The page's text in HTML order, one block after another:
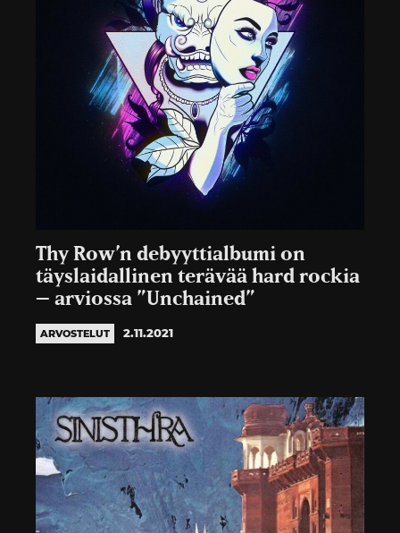
Thy Row’n debyyttialbumi on
täyslaidallinen terävää hard rockia
– arviossa ”Unchained”
ARVOSTELUT 2.11.2021